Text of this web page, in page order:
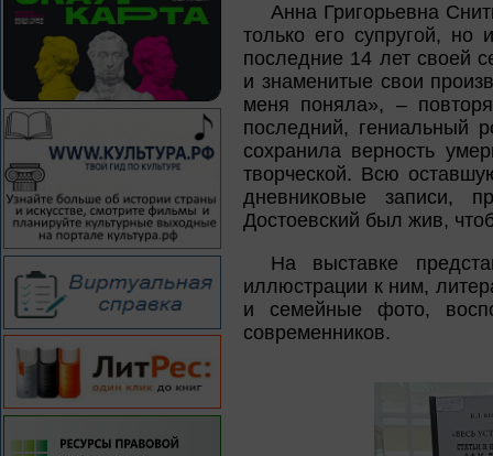
Анна Григорьевна
только его супругой,
последние 14 лет своей
и знаменитые свои
меня поняла», –
последний, гениальный
сохранила верность
творческой. Всю
дневниковые записи,
Достоевский был жив,
На выставке
иллюстрации к ним,
и семейные фото,
современников.